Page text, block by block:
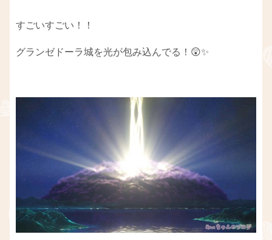
すごいすごい！！
グランゼドーラ城を光が包み込んでる！😲✨